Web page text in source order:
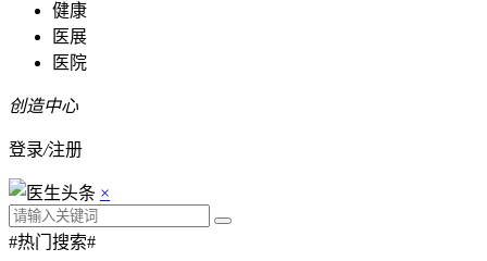
健康
医展
医院
创造中心
登录/注册
×
#热门搜索#